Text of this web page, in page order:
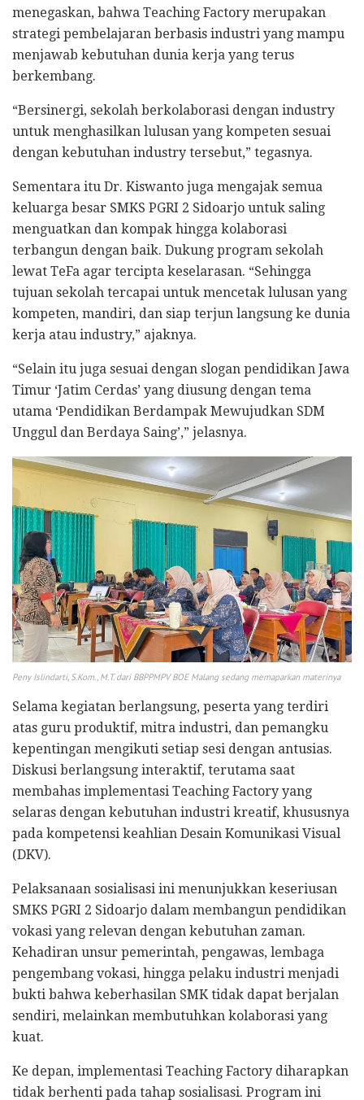
menegaskan, bahwa Teaching Factory merupakan
strategi pembelajaran berbasis industri yang mampu
menjawab kebutuhan dunia kerja yang terus
berkembang.
“Bersinergi, sekolah berkolaborasi dengan industry
untuk menghasilkan lulusan yang kompeten sesuai
dengan kebutuhan industry tersebut,” tegasnya.
Sementara itu Dr. Kiswanto juga mengajak semua
keluarga besar SMKS PGRI 2 Sidoarjo untuk saling
menguatkan dan kompak hingga kolaborasi
terbangun dengan baik. Dukung program sekolah
lewat TeFa agar tercipta keselarasan. “Sehingga
tujuan sekolah tercapai untuk mencetak lulusan yang
kompeten, mandiri, dan siap terjun langsung ke dunia
kerja atau industry,” ajaknya.
“Selain itu juga sesuai dengan slogan pendidikan Jawa
Timur ‘Jatim Cerdas’ yang diusung dengan tema
utama ‘Pendidikan Berdampak Mewujudkan SDM
Unggul dan Berdaya Saing’,” jelasnya.
Peny Islindarti, S.Kom., M.T. dari BBPPMPV BOE Malang sedang memaparkan materinya
Selama kegiatan berlangsung, peserta yang terdiri
atas guru produktif, mitra industri, dan pemangku
kepentingan mengikuti setiap sesi dengan antusias.
Diskusi berlangsung interaktif, terutama saat
membahas implementasi Teaching Factory yang
selaras dengan kebutuhan industri kreatif, khususnya
pada kompetensi keahlian Desain Komunikasi Visual
(DKV).
Pelaksanaan sosialisasi ini menunjukkan keseriusan
SMKS PGRI 2 Sidoarjo dalam membangun pendidikan
vokasi yang relevan dengan kebutuhan zaman.
Kehadiran unsur pemerintah, pengawas, lembaga
pengembang vokasi, hingga pelaku industri menjadi
bukti bahwa keberhasilan SMK tidak dapat berjalan
sendiri, melainkan membutuhkan kolaborasi yang
kuat.
Ke depan, implementasi Teaching Factory diharapkan
tidak berhenti pada tahap sosialisasi. Program ini